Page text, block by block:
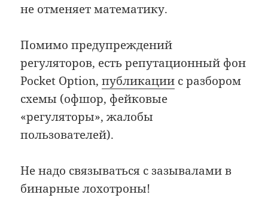
не отменяет математику.
Помимо предупреждений
регуляторов, есть репутационный фон
Pocket Option,публикации с разбором
схемы (офшор, фейковые
«регуляторы», жалобы
пользователей).
Не надо связываться с зазывалами в
бинарные лохотроны!